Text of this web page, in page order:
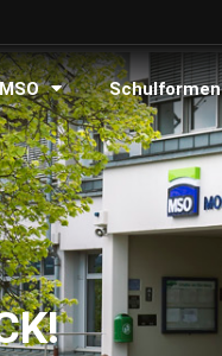
Schulformen